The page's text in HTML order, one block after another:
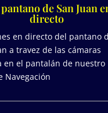
de San Juan
directo
en directo del pantano
a travez de las cámaras
en el pantalán de nuestro
Navegación